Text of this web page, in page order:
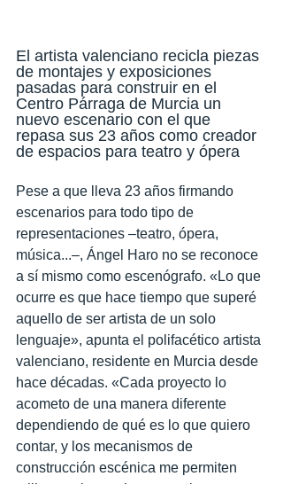
El artista valenciano recicla piezas
de montajes y exposiciones
pasadas para construir en el
Centro Párraga de Murcia un
nuevo escenario con el que
repasa sus 23 años como creador
de espacios para teatro y ópera
Pese a que lleva 23 años firmando
escenarios para todo tipo de
representaciones –teatro, ópera,
música...–, Ángel Haro no se reconoce
a sí mismo como escenógrafo. «Lo que
ocurre es que hace tiempo que superé
aquello de ser artista de un solo
lenguaje», apunta el polifacético artista
valenciano, residente en Murcia desde
hace décadas. «Cada proyecto lo
acometo de una manera diferente
dependiendo de qué es lo que quiero
contar, y los mecanismos de
construcción escénica me permiten